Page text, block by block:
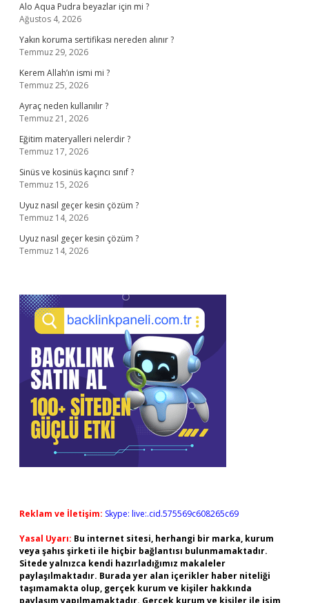
Alo Aqua Pudra beyazlar için mi ?
Ağustos 4, 2026
Yakın koruma sertifikası nereden alınır ?
Temmuz 29, 2026
Kerem Allah’ın ismi mi ?
Temmuz 25, 2026
Ayraç neden kullanılır ?
Temmuz 21, 2026
Eğitim materyalleri nelerdir ?
Temmuz 17, 2026
Sinüs ve kosinüs kaçıncı sınıf ?
Temmuz 15, 2026
Uyuz nasıl geçer kesin çözüm ?
Temmuz 14, 2026
Uyuz nasıl geçer kesin çözüm ?
Temmuz 14, 2026
Reklam ve İletişim: Skype: live:.cid.575569c608265c69
Yasal Uyarı: Bu internet sitesi, herhangi bir marka, kurum
veya şahıs şirketi ile hiçbir bağlantısı bulunmamaktadır.
Sitede yalnızca kendi hazırladığımız makaleler
paylaşılmaktadır. Burada yer alan içerikler haber niteliği
taşımamakta olup, gerçek kurum ve kişiler hakkında
paylaşım yapılmamaktadır. Gerçek kurum ve kişiler ile isim